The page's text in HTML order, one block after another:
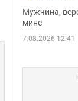
Мужчина,
мине
7.08.2026 12:41